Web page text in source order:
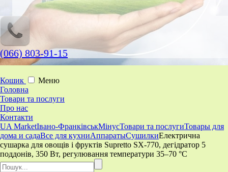
(066) 803-91-15
Кошик
Меню
Головна
Товари та послуги
Про нас
Контакти
UA MarketІвано-ФранківськМінусТовари та послугиТовары для
дома и садаВсе для кухниАппаратыСушилкиЕлектрична
сушарка для овощів і фруктів Supretto SX-770, дегідратор 5
поддонів, 350 Вт, регулювання температури 35–70 °C